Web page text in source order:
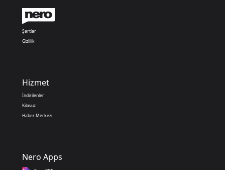
Şartlar
Gizlilik
Hizmet
İndirilenler
Kılavuz
Haber Merkezi
Nero Apps